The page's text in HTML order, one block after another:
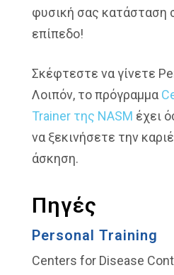
φυσική σας κατάσταση
επίπεδο!
Σκέφτεστε να γίνετε
Λοιπόν, το πρόγραμμα
Trainer της NASM έχει
να ξεκινήσετε την
άσκηση.
Πηγές
Personal Training
Centers for Disease